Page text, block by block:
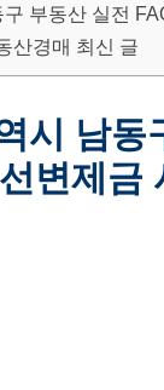
부동산 실전
산경매 최신 글
시 남동
변제금